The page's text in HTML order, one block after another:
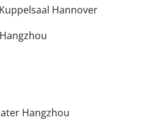
Hannover
Hangzhou